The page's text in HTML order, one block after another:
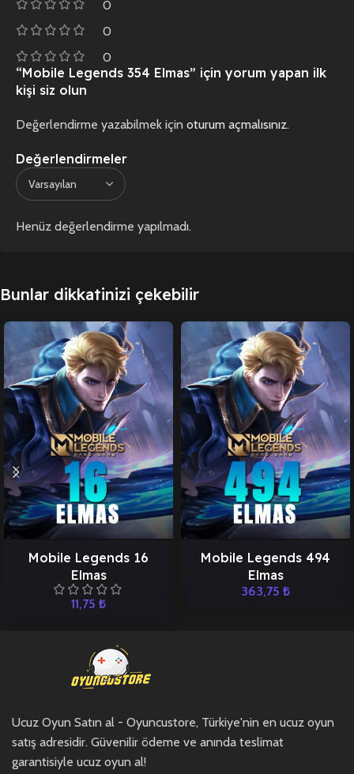
0
0
0
Değerlendirmeler
Henüz değerlendirme yapılmadı.
“Mobile Legends 354 Elmas” için yorum yapan ilk
kişi siz olun
Değerlendirme yazabilmek için oturum açmalısınız.
Bunlar dikkatinizi çekebilir
Mobile Legends 16
Elmas
11,75 ₺
Mobile Legends 494
Elmas
363,75 ₺
Ucuz Oyun Satın al - Oyuncustore, Türkiye'nin en ucuz oyun
satış adresidir. Güvenilir ödeme ve anında teslimat
garantisiyle ucuz oyun al!